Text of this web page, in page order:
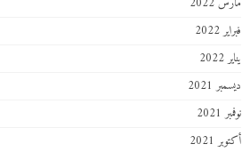
فبراير 2022
يناير 2022
ديسمبر 2021
نوفمبر 2021
أكتوبر 2021